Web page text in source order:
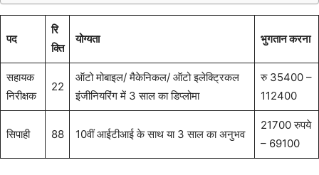
पद
रि
क्ति
योग्यता भुगतान करना
सहायक
निरीक्षक
22
ऑटो मोबाइल/ मैकेनिकल/ ऑटो इलेक्ट्रिकल
इंजीनियरिंग में 3 साल का डिप्लोमा
रु 35400 –
112400
सिपाही 88 10वीं आईटीआई के साथ या 3 साल का अनुभव
21700 रुपये
– 69100